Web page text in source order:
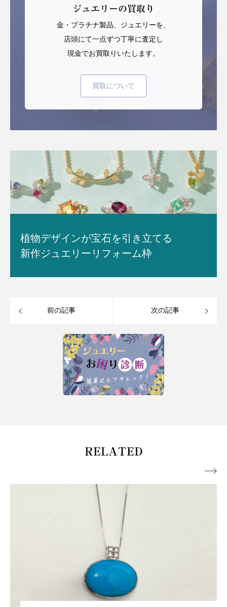
ジュエリーの買取り
金・プラチナ製品、ジュエリーを、
店頭にて一点ずつ丁寧に査定し
現金でお買取りいたします。
買取について
植物デザインが宝石を引き立てる
新作ジュエリーリフォーム枠
前の記事 次の記事
RELATED
